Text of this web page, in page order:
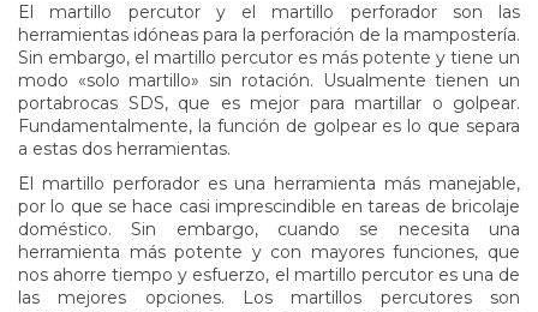
El martillo percutor y el martillo perforador son las
herramientas idóneas para la perforación de la mampostería.
Sin embargo, el martillo percutor es más potente y tiene un
modo «solo martillo» sin rotación. Usualmente tienen un
portabrocas SDS, que es mejor para martillar o golpear.
Fundamentalmente, la función de golpear es lo que separa
a estas dos herramientas.
El martillo perforador es una herramienta más manejable,
por lo que se hace casi imprescindible en tareas de bricolaje
doméstico. Sin embargo, cuando se necesita una
herramienta más potente y con mayores funciones, que
nos ahorre tiempo y esfuerzo, el martillo percutor es una de
las mejores opciones. Los martillos percutores son